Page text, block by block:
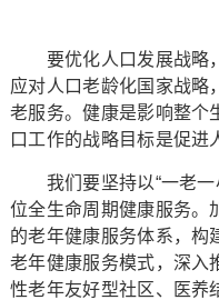
要优化人口发展战略，
应对人口老龄化国家战略
老服务。健康是影响整个
口工作的战略目标是促进
我们要坚持以“一老一
位全生命周期健康服务。
的老年健康服务体系，构
老年健康服务模式，深入
性老年友好型社区、医养